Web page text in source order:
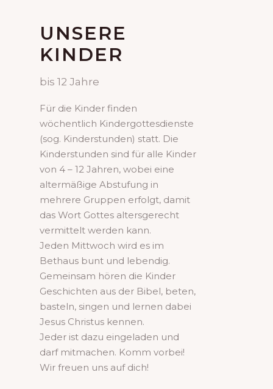
UNSERE
KINDER
bis 12 Jahre
Für die Kinder finden
wöchentlich Kindergottesdienste
(sog. Kinderstunden) statt. Die
Kinderstunden sind für alle Kinder
von 4 – 12 Jahren, wobei eine
altermäßige Abstufung in
mehrere Gruppen erfolgt, damit
das Wort Gottes altersgerecht
vermittelt werden kann.
Jeden Mittwoch wird es im
Bethaus bunt und lebendig.
Gemeinsam hören die Kinder
Geschichten aus der Bibel, beten,
basteln, singen und lernen dabei
Jesus Christus kennen.
Jeder ist dazu eingeladen und
darf mitmachen. Komm vorbei!
Wir freuen uns auf dich!